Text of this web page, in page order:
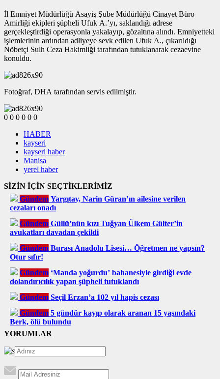
İl Emniyet Müdürlüğü Asayiş Şube Müdürlüğü Cinayet Büro
Amirliği ekipleri şüpheli Ufuk A.’yı, saklandığı adrese
gerçekleştirdiği operasyonla yakalayıp, gözaltına alındı. Emniyetteki
işlemlerinin ardından adliyeye sevk edilen Ufuk A., çıkarıldığı
Nöbetçi Sulh Ceza Hakimliği tarafından tutuklanarak cezaevine
konuldu.
Fotoğraf, DHA tarafından servis edilmiştir.
0 0 0 0 0 0
HABER
kayseri
kayseri haber
Manisa
yerel haber
SİZİN İÇİN SEÇTİKLERİMİZ
Gündem Yargıtay, Narin Güran’ın ailesine verilen
cezaları onadı
Gündem Güllü’nün kızı Tuğyan Ülkem Gülter’in
avukatları davadan çekildi
Gündem Burası Anadolu Lisesi… Öğretmen ne yapsın?
Otur sıfır!
Gündem ‘Manda yoğurdu’ bahanesiyle girdiği evde
dolandırıcılık yapan şüpheli tutuklandı
Gündem Seçil Erzan’a 102 yıl hapis cezası
Gündem 5 gündür kayıp olarak aranan 15 yaşındaki
Berk, ölü bulundu
YORUMLAR